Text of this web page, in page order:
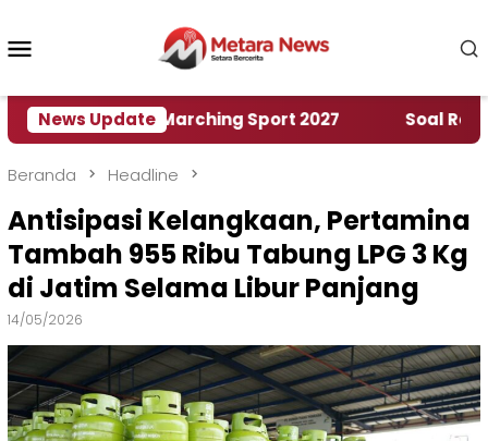
konten
News Update
World Marching Sport 2027 ‎Soal Rencana
Beranda Headline
Antisipasi Kelangkaan, Pertamina
Tambah 955 Ribu Tabung LPG 3 Kg
di Jatim Selama Libur Panjang
14/05/2026